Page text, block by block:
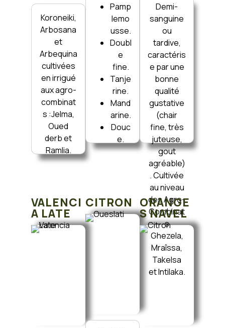
Koroneiki,
Arbosana
et
Arbequina
cultivées
en irrigué
aux agro-
combinat
s :Jelma,
Oued
derb et
Ramlia.
Pamp
lemo
usse.
Doubl
e
fine.
Tanje
rine.
Mand
arine.
Douc
e.
Demi-
sanguine
ou
tardive,
caractéris
e par une
bonne
qualité
gustative
(chair
fine, très
juteuse,
gout
agréable)
. Cultivée
au niveau
des Agro-
Combinat
s
Ghezela,
Mraîssa,
Takelsa
et Intilaka.
VALENCI
A LATE
CITRON ORANGE
S NAVEL